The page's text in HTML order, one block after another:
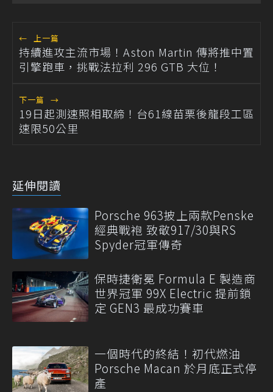
← 上一篇
持續進攻主流市場！Aston Martin 傳將推中置
引擎跑車，挑戰法拉利 296 GTB 大位！
下一篇 →
19日起測速照相取締！台61線苗栗後龍段工區
速限50公里
延伸閱讀
Porsche 963披上兩款Penske
經典戰袍 致敬917/30與RS
Spyder冠軍傳奇
保時捷衛冕 Formula E 製造商
世界冠軍 99X Electric 提前鎖
定 GEN3 最成功賽車
一個時代的終結！初代燃油
Porsche Macan 於月底正式停
產